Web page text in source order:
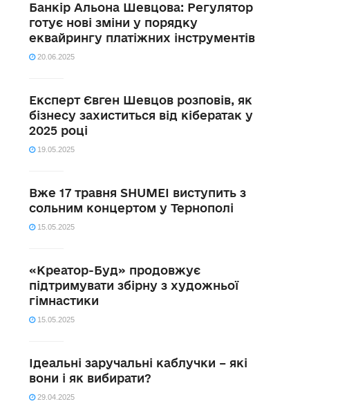
Банкір Альона Шевцова: Регулятор
готує нові зміни у порядку
еквайрингу платіжних інструментів
20.06.2025
Експерт Євген Шевцов розповів, як
бізнесу захиститься від кібератак у
2025 році
19.05.2025
Вже 17 травня SHUMEI виступить з
сольним концертом у Тернополі
15.05.2025
«Креатор-Буд» продовжує
підтримувати збірну з художньої
гімнастики
15.05.2025
Ідеальні заручальні каблучки – які
вони і як вибирати?
29.04.2025